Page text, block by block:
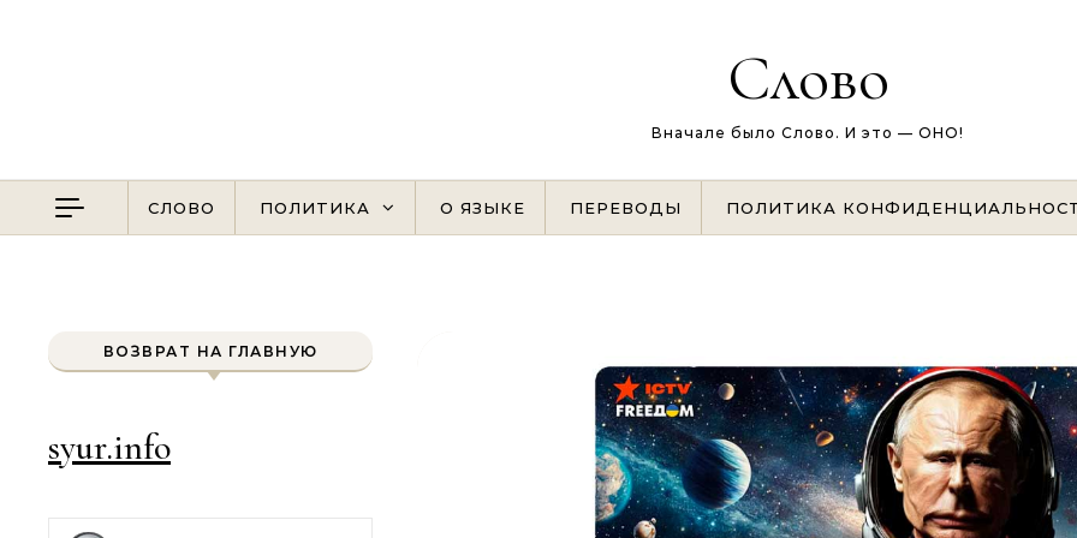
Слово
Вначале было Слово. И это — ОНО!
СЛОВО ПОЛИТИКА О ЯЗЫКЕ ПЕРЕВОДЫ ПОЛИТИКА
ВОЗВРАТ НА ГЛАВНУЮ
syur.info